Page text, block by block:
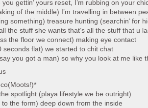
you gettin’ yours reset, I’m rubbing on your
of the middle) I’m travelling in between
something) treasure hunting (searchin’ for
the stuff she wants that’s all the stuff that u
the floor we connect) making eye contact
seconds flat) we started to chit chat
you got a man) so why you look at me like
spotlight (playa lifestyle we be outright)
to the form) deep down from the inside